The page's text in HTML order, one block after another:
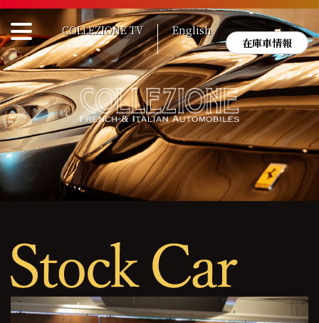
Skip
to
content
COLLEZIONE TV
English
在庫車情報